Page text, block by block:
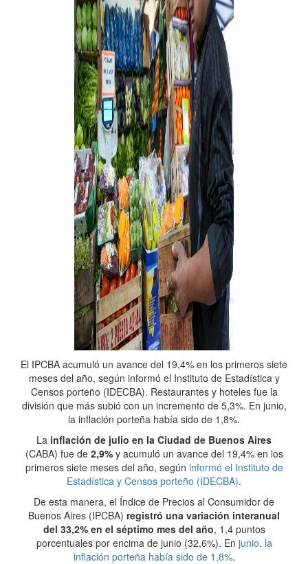
El IPCBA acumuló un avance del 19,4% en los primeros siete
meses del año, según informó el Instituto de Estadística y
Censos porteño (IDECBA). Restaurantes y hoteles fue la
división que más subió con un incremento de 5,3%. En junio,
la inflación porteña había sido de 1,8%.
La inflación de julio en la Ciudad de Buenos Aires
(CABA) fue de 2,9% y acumuló un avance del 19,4% en los
primeros siete meses del año, según informó el Instituto de
Estadística y Censos porteño (IDECBA).
De esta manera, el Índice de Precios al Consumidor de
Buenos Aires (IPCBA) registró una variación interanual
del 33,2% en el séptimo mes del año, 1,4 puntos
porcentuales por encima de junio (32,6%). En junio, la
inflación porteña había sido de 1,8%.